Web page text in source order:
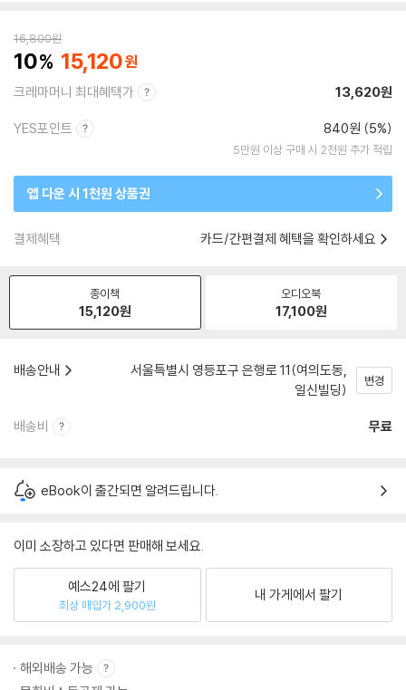
16,800원
10 15,120
크레마머니 최대혜택가 13,620원
YES포인트 840원 (5%)
5만원 이상 구매 시 2천원 추가 적립
앱 다운 시 1천원 상품권
결제혜택 카드/간편결제 혜택을 확인하세요
종이책
15,120원
오디오북
17,100원
배송안내
서울특별시 영등포구 은행로 11(여의도동,
일신빌딩)
변경
배송비 무료
eBook이 출간되면 알려드립니다.
이미 소장하고 있다면 판매해 보세요.
예스24에 팔기
최상 매입가 2,900원
내 가게에서 팔기
해외배송 가능